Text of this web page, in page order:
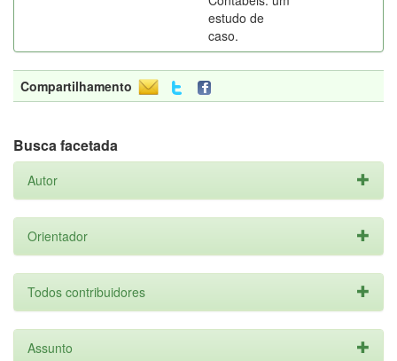
estudo de
caso.
Compartilhamento
Busca facetada
Autor
Orientador
Todos contribuidores
Assunto